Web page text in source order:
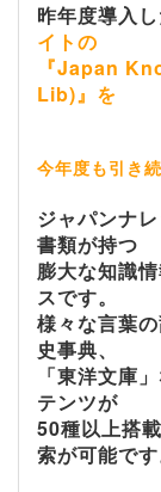
昨年度導入
イトの
『Japan
Lib)』を
今年度も引き
ジャパンナ
書類が持つ
膨大な知識
スです。
様々な言葉
史事典、
「東洋文庫
テンツが
50種以上搭
索が可能です